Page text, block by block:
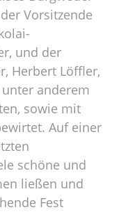
Vorsitzende
und der
Herbert Löffler,
anderem
sowie mit
Auf einer
schöne und
ließen und
Fest